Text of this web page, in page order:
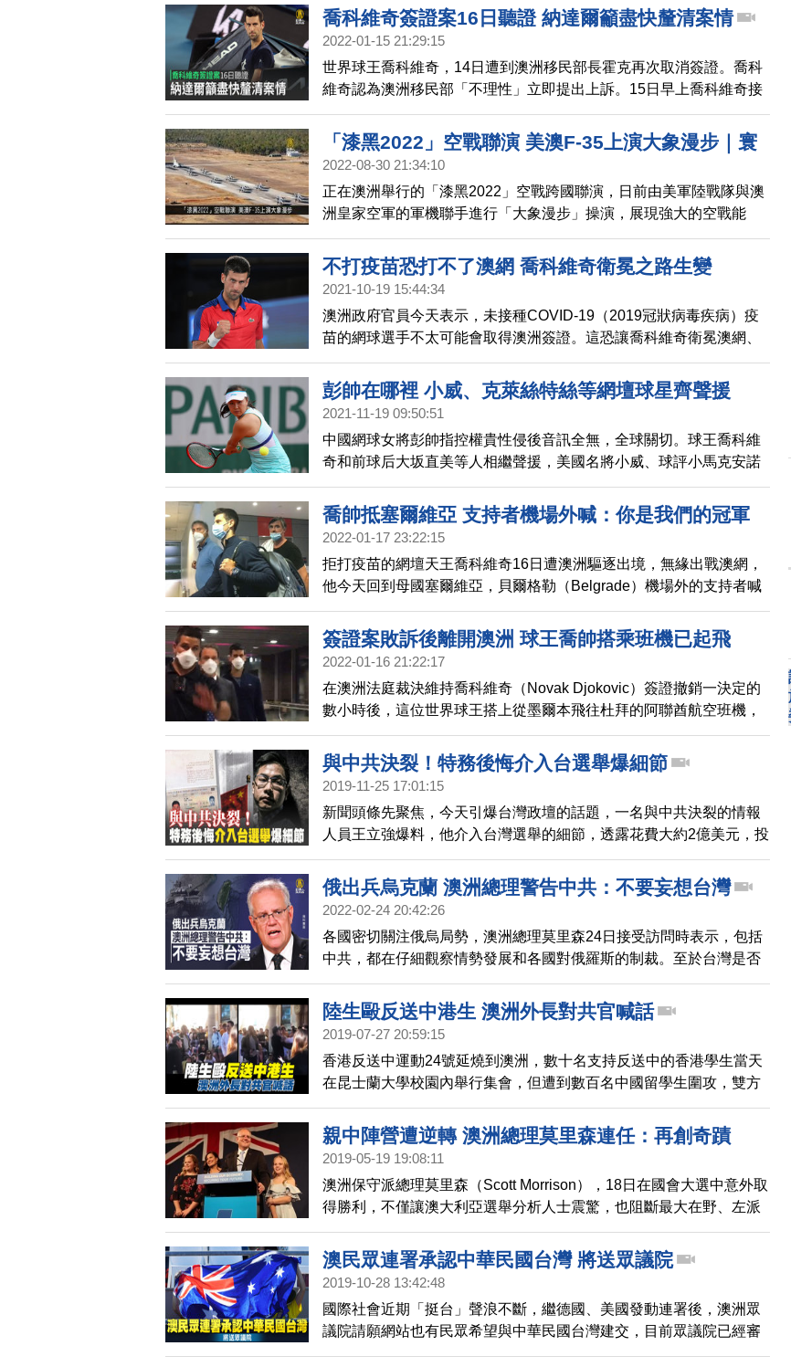
能引起澳洲反疫苗的情緒，並批評霍克的決定不合理。同時律師團也
提出上訴，喬科維奇暫時不會被拘留或驅逐出境。
喬科維奇簽證案16日聽證 納達爾籲盡快釐清案情
2022-01-15 21:29:15
世界球王喬科維奇，14日遭到澳洲移民部長霍克再次取消簽證。喬科
維奇認為澳洲移民部「不理性」立即提出上訴。15日早上喬科維奇接
受澳洲邊境檢查署的拘留和問話，晚上也會在移民拘留所度過。
「漆黑2022」空戰聯演 美澳F-35上演大象漫步｜寰
宇掃描
2022-08-30 21:34:10
正在澳洲舉行的「漆黑2022」空戰跨國聯演，日前由美軍陸戰隊與澳
洲皇家空軍的軍機聯手進行「大象漫步」操演，展現強大的空戰能
量，以「大秀肌肉」的方式，回應中共近期不斷挑釁，破壞印太地區
穩定的行動。
不打疫苗恐打不了澳網 喬科維奇衛冕之路生變
2021-10-19 15:44:34
澳洲政府官員今天表示，未接種COVID-19（2019冠狀病毒疾病）疫
苗的網球選手不太可能會取得澳洲簽證。這恐讓喬科維奇衛冕澳網、
改寫大滿貫賽金盃紀錄之路生變。
彭帥在哪裡 小威、克萊絲特絲等網壇球星齊聲援
2021-11-19 09:50:51
中國網球女將彭帥指控權貴性侵後音訊全無，全球關切。球王喬科維
奇和前球后大坂直美等人相繼聲援，美國名將小威、球評小馬克安諾
和比利時好手克萊絲特絲等今天也群起發聲。
喬帥抵塞爾維亞 支持者機場外喊：你是我們的冠軍
2022-01-17 23:22:15
拒打疫苗的網壇天王喬科維奇16日遭澳洲驅逐出境，無緣出戰澳網，
他今天回到母國塞爾維亞，貝爾格勒（Belgrade）機場外的支持者喊
道：「諾瓦克（喬科維奇名），你是我們的冠軍！」
簽證案敗訴後離開澳洲 球王喬帥搭乘班機已起飛
2022-01-16 21:22:17
在澳洲法庭裁決維持喬科維奇（Novak Djokovic）簽證撤銷一決定的
數小時後，這位世界球王搭上從墨爾本飛往杜拜的阿聯酋航空班機，
航班已於當地時間晚間11時前起飛。
與中共決裂！特務後悔介入台選舉爆細節
2019-11-25 17:01:15
新聞頭條先聚焦，今天引爆台灣政壇的話題，一名與中共決裂的情報
人員王立強爆料，他介入台灣選舉的細節，透露花費大約2億美元，投
資台灣的電視台，並滲透宮廟地方組織，幫助親中候選人當選，澳洲
多家媒體報導了這個消息，王立強另外還接受大紀元、看中國、紐約
時報等媒體訪問，他後悔地說，看到香港很慘，他不願意中華民國、
俄出兵烏克蘭 澳洲總理警告中共：不要妄想台灣
2022-02-24 20:42:26
各國密切關注俄烏局勢，澳洲總理莫里森24日接受訪問時表示，包括
中共，都在仔細觀察情勢發展和各國對俄羅斯的制裁。至於台灣是否
會成為下一個遭鄰國入侵的對象，莫里森重申澳洲立場，呼籲中共不
要妄想。
陸生毆反送中港生 澳洲外長對共官喊話
2019-07-27 20:59:15
香港反送中運動24號延燒到澳洲，數十名支持反送中的香港學生當天
在昆士蘭大學校園內舉行集會，但遭到數百名中國留學生圍攻，雙方
爆發肢體衝突，今天有澳洲媒體報導，中共駐澳外交官讚揚打人的親
共學生，對此，澳洲外交部長回應，在澳洲的外交官員應該尊重言論
自由與和平示威的權利。
親中陣營遭逆轉 澳洲總理莫里森連任：再創奇蹟
2019-05-19 19:08:11
澳洲保守派總理莫里森（Scott Morrison），18日在國會大選中意外取
得勝利，不僅讓澳大利亞選舉分析人士震驚，也阻斷最大在野、左派
工黨領袖修頓（Bill Shorten）組閣的希望。
澳民眾連署承認中華民國台灣 將送眾議院
2019-10-28 13:42:48
國際社會近期「挺台」聲浪不斷，繼德國、美國發動連署後，澳洲眾
議院請願網站也有民眾希望與中華民國台灣建交，目前眾議院已經審
核、准許這一項連署到11月20日為止，到時後，提案將送往眾議院，